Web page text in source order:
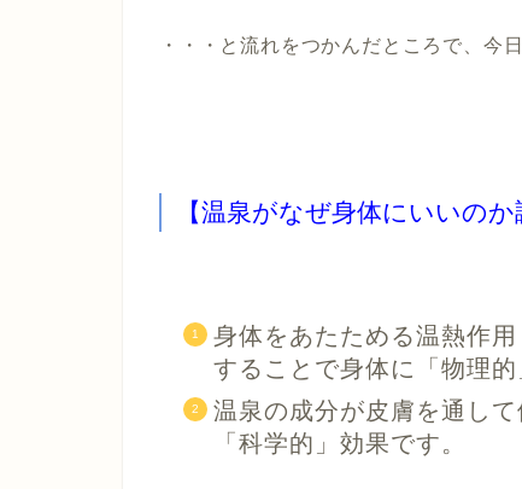
・・・と流れをつかんだところで、今
【温泉がなぜ身体にいいの
身体をあたためる温熱作
することで身体に
「物理的
温泉の成分が皮膚を通し
「科学的」 効果です。